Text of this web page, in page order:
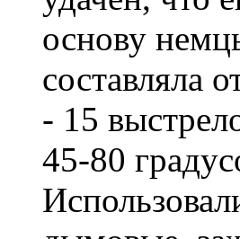
основу
составляла
- 15
45-80